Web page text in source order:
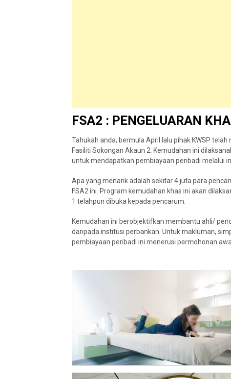
FSA2 : PENGELUARAN
Tahukah anda, bermula April lalu pihak KWSP
Fasiliti Sokongan Akaun 2. Kemudahan ini
untuk mendapatkan pembiayaan peribadi melalui
Apa yang menarik adalah sekitar 4 juta para
FSA2 ini. Program kemudahan khas ini akan
1 telahpun dibuka kepada pencarum.
Kemudahan ini berobjektifkan membantu ahli/
daripada institusi perbankan. Untuk makluman,
pembiayaan peribadi ini menerusi permohonan